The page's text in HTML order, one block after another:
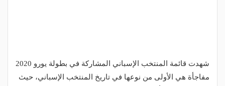
شهدت قائمة المنتخب الإسباني المشاركة في بطولة يورو 2020
مفاجأة هي الأولى من نوعها في تاريخ المنتخب الإسباني، حيث